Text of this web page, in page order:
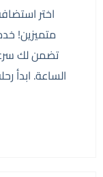
اختر
متميزين!
تضمن لك
الساعة. ابدأ